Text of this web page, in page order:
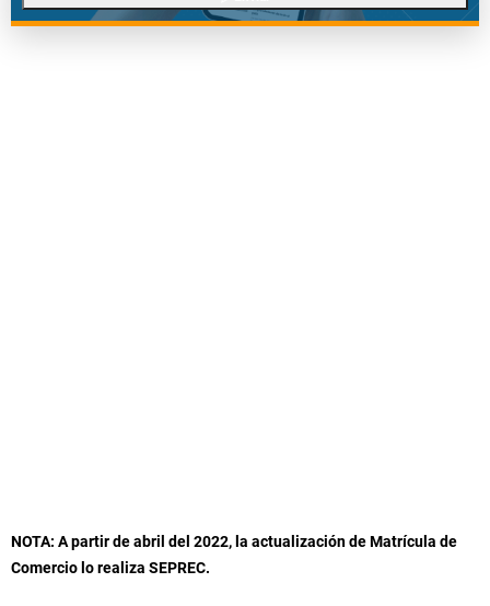
NOTA: A partir de abril del 2022, la actualización de Matrícula de
Comercio lo realiza SEPREC.